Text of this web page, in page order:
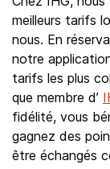
meilleurs tarifs
nous. En
notre
tarifs les plus
que membre d’
fidélité, vous
gagnez des
être échangés